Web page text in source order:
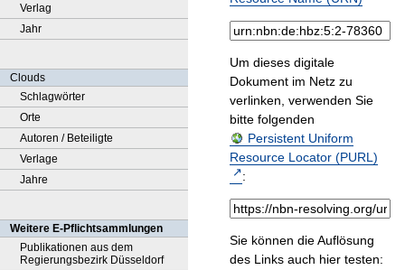
Verlag
Jahr
Clouds
Schlagwörter
Orte
Autoren / Beteiligte
Verlage
Jahre
Weitere E-Pflichtsammlungen
Publikationen aus dem
Regierungsbezirk Düsseldorf
Um dieses digitale
Dokument im Netz zu
verlinken, verwenden Sie
bitte folgenden
Persistent Uniform
Resource Locator (PURL)
:
Sie können die Auflösung
des Links auch hier testen: